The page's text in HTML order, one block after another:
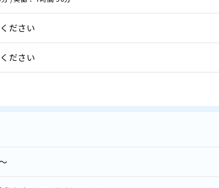
ださい
ださい